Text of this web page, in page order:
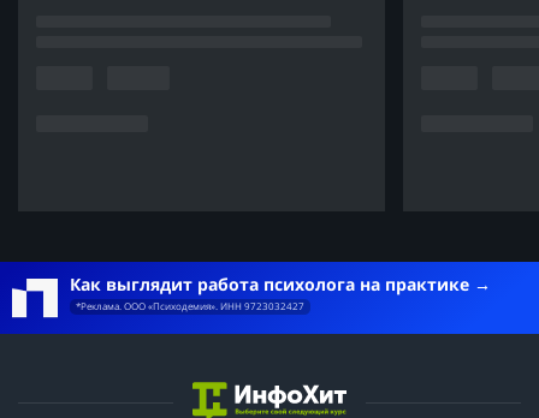
Как выглядит работа психолога на практике
*Реклама. ООО «Психодемия». ИНН 9723032427